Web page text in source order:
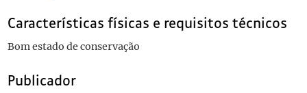
Características físicas e requisitos técnicos
Bom estado de conservação
Publicador